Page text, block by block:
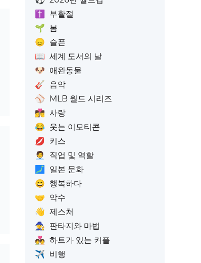
✝️
부활절
🌱 봄
😞 슬픈
📖 세계 도서의 날
🐶 애완동물
🎸 음악
⚾ MLB 월드 시리즈
👩‍❤️‍💋‍👨 사랑
😂 웃는 이모티콘
💋 키스
🧑‍💼
직업 및 역할
🗾
일본 문화
😄 행복하다
🤝 악수
👋 제스처
🧙 판타지와 마법
💑 하트가 있는 커플
✈️ 비행